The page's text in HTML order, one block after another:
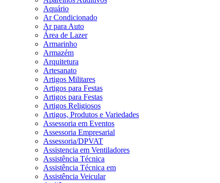
Aquário
Ar Condicionado
Ar para Auto
Área de Lazer
Armarinho
Armazém
Arquitetura
Artesanato
Artigos Militares
Artigos para Festas
Artigos para Festas
Artigos Religiosos
Artigos, Produtos e Variedades
Assessoria em Eventos
Assessoria Empresarial
Assessoria/DPVAT
Assistencia em Ventiladores
Assistência Técnica
Assistência Técnica em
Assistência Veicular